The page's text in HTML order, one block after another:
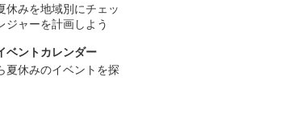
休みを地域別にチェッ
ジャーを計画しよう
ベントカレンダー
夏休みのイベントを探